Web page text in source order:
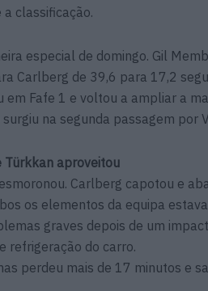
classificação.
especial de domingo. Gil
Carlberg de 39,6 para 17,2
em Fafe 1 e voltou a ampliar a
na segunda passagem por
Türkkan aproveitou
Carlberg capotou e
os elementos da equipa
graves depois de um
refrigeração do carro.
perdeu mais de 17 minutos e